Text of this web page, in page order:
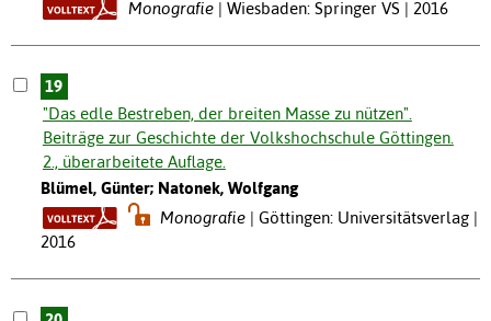
Monografie
Wiesbaden: Springer VS | 2016
19
"Das edle Bestreben, der breiten Masse zu nützen".
Beiträge zur Geschichte der Volkshochschule Göttingen.
2., überarbeitete Auflage.
Blümel, Günter; Natonek, Wolfgang
Monografie
Göttingen: Universitätsverlag |
2016